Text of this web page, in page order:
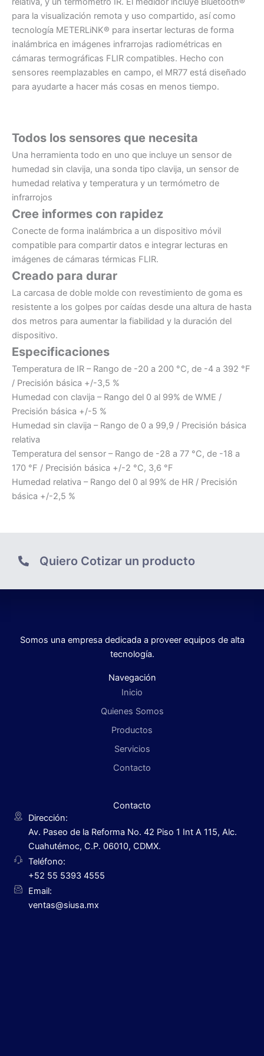
para la visualización remota y uso compartido, así como
tecnología METERLiNK® para insertar lecturas de forma
inalámbrica en imágenes infrarrojas radiométricas en
cámaras termográficas FLIR compatibles. Hecho con
sensores reemplazables en campo, el MR77 está diseñado
para ayudarte a hacer más cosas en menos tiempo.
Todos los sensores que necesita
Una herramienta todo en uno que incluye un sensor de
humedad sin clavija, una sonda tipo clavija, un sensor de
humedad relativa y temperatura y un termómetro de
infrarrojos
Cree informes con rapidez
Conecte de forma inalámbrica a un dispositivo móvil
compatible para compartir datos e integrar lecturas en
imágenes de cámaras térmicas FLIR.
Creado para durar
La carcasa de doble molde con revestimiento de goma es
resistente a los golpes por caídas desde una altura de hasta
dos metros para aumentar la fiabilidad y la duración del
dispositivo.
Especificaciones
Temperatura de IR – Rango de -20 a 200 °C, de -4 a 392 °F
/ Precisión básica +/-3,5 %
Humedad con clavija – Rango del 0 al 99% de WME /
Precisión básica +/-5 %
Humedad sin clavija – Rango de 0 a 99,9 / Precisión básica
relativa
Temperatura del sensor – Rango de -28 a 77 °C, de -18 a
170 °F / Precisión básica +/-2 °C, 3,6 °F
Humedad relativa – Rango del 0 al 99% de HR / Precisión
básica +/-2,5 %
Quiero Cotizar un producto
Somos una empresa dedicada a proveer equipos de alta
tecnología.
Navegación
Inicio
Quienes Somos
Productos
Servicios
Contacto
Contacto
Dirección:
Av. Paseo de la Reforma No. 42 Piso 1 Int A 115, Alc.
Cuahutémoc, C.P. 06010, CDMX.
Teléfono:
+52 55 5393 4555
Email:
ventas@siusa.mx